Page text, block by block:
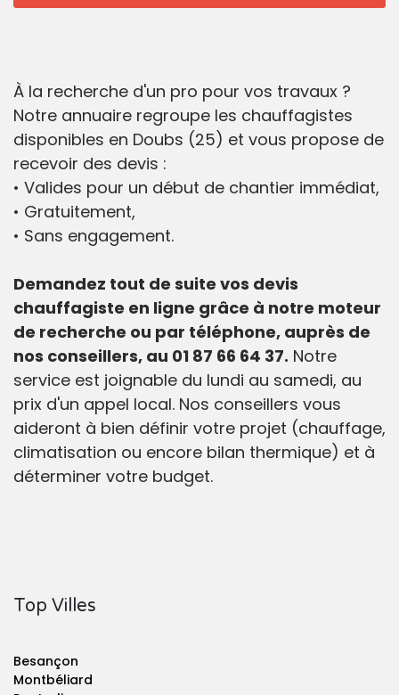
À la recherche d'un pro pour vos travaux ?
Notre annuaire regroupe les chauffagistes
disponibles en Doubs (25) et vous propose de
recevoir des devis :
• Valides pour un début de chantier immédiat,
• Gratuitement,
• Sans engagement.
Demandez tout de suite vos devis
chauffagiste en ligne grâce à notre moteur
de recherche ou par téléphone, auprès de
nos conseillers, au 01 87 66 64 37. Notre
service est joignable du lundi au samedi, au
prix d'un appel local. Nos conseillers vous
aideront à bien définir votre projet (chauffage,
climatisation ou encore bilan thermique) et à
déterminer votre budget.
Top Villes
Besançon
Montbéliard